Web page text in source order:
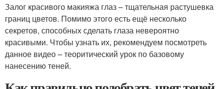
Залог красивого макияжа глаз – тщательная растушевка
границ цветов. Помимо этого есть ещё несколько
секретов, способных сделать глаза невероятно
красивыми. Чтобы узнать их, рекомендуем посмотреть
данное видео – теоритический урок по базовому
нанесению теней.